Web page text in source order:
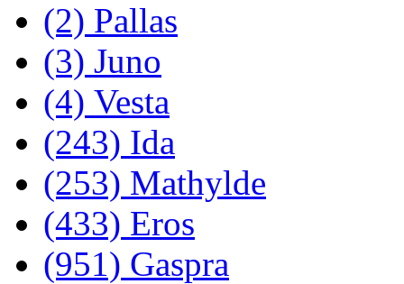
(2) Pallas
(3) Juno
(4) Vesta
(243) Ida
(253) Mathylde
(433) Eros
(951) Gaspra